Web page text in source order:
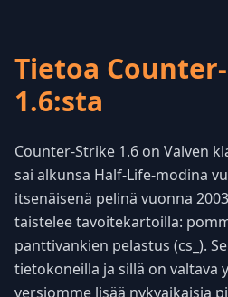
Tietoa
1.6:sta
Counter-Strike 1.6 on Valven
sai alkunsa Half-Life-modina
itsenäisenä pelinä vuonna
taistelee tavoitekartoilla:
panttivankien pelastus (cs_).
tietokoneilla ja sillä on valtava
versiomme lisää nykyaikaisia